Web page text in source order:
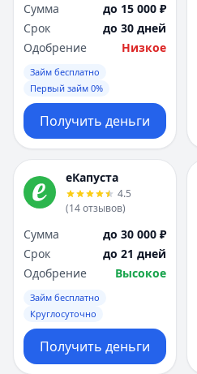
Сумма
до 15 000 ₽
Срок
до 30 дней
Одобрение
Низкое
Займ бесплатно
Первый займ 0%
Получить деньги
еКапуста
4.5
(14отзывов)
Сумма
до 30 000 ₽
Срок
до 21 дней
Одобрение
Высокое
Займ бесплатно
Круглосуточно
Получить деньги